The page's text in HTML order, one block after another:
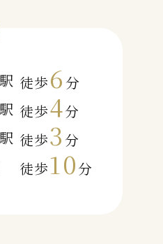
徒歩6 分
徒歩4分
徒歩3 分
徒歩10分